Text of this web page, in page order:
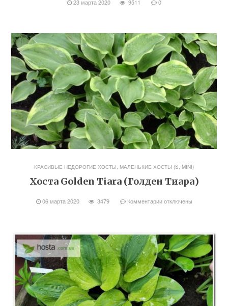
23 марта 2020 9511 0
КРАСИВЫЕ НЕДОРОГИЕ ХОСТЫ, МАЛЕНЬКИЕ ХОСТЫ (S, MINI)
Хоста Golden Tiara (Голден Тиара)
06 марта 2020 3479 Комментарииотключены